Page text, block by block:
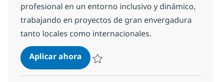
profesional en un entorno inclusivo y dinámico,
trabajando en proyectos de gran envergadura
tanto locales como internacionales.
Aplicar ahoraConsultor SAP PM